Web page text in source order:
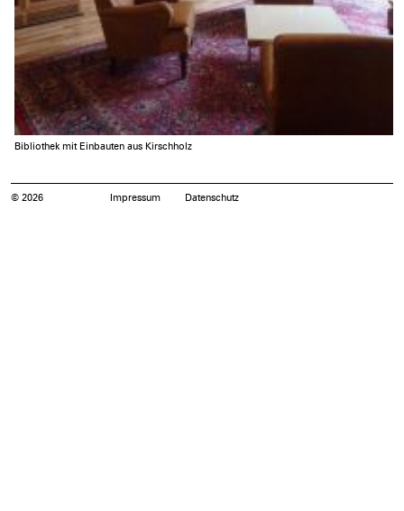
Bibliothek mit Einbauten aus Kirschholz
© 2026 Impressum Datenschutz